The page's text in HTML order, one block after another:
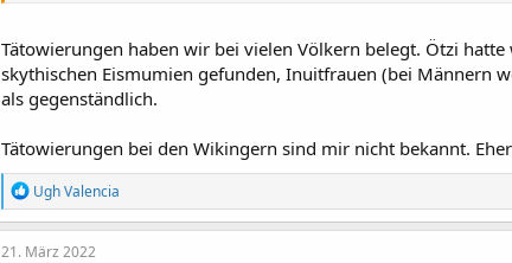
Tätowierungen haben wir bei vielen Völkern belegt. Ötzi
skythischen Eismumien gefunden, Inuitfrauen (bei Männern
als gegenständlich.
Tätowierungen bei den Wikingern sind mir nicht bekannt.
R
e
a
k
Ugh Valencia
21. März 2022